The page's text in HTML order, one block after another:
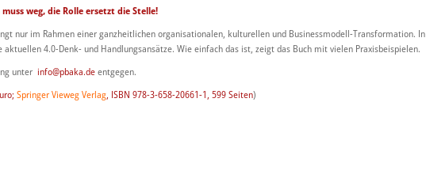
weg, die Rolle ersetzt die Stelle!
nur im Rahmen einer ganzheitlichen organisationalen, kulturellen und Businessmodell-Transformation. In
aktuellen 4.0-Denk- und Handlungsansätze. Wie einfach das ist, zeigt das Buch mit vielen Praxisbeispielen.
unter info@pbaka.deentgegen.
Springer Vieweg Verlag, ISBN 978-3-658-20661-1, 599 Seiten)